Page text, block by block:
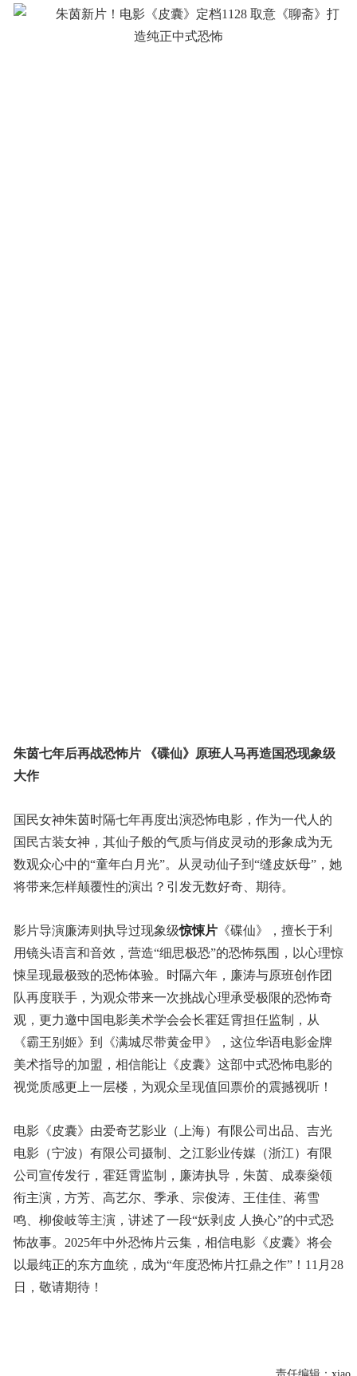
朱茵七年后再战恐怖片 《碟仙》原班人马再造国恐现象级
大作
国民女神朱茵时隔七年再度出演恐怖电影，作为一代人的
国民古装女神，其仙子般的气质与俏皮灵动的形象成为无
数观众心中的“童年白月光”。从灵动仙子到“缝皮妖母”，她
将带来怎样颠覆性的演出？引发无数好奇、期待。
影片导演廉涛则执导过现象级惊悚片《碟仙》，擅长于利
用镜头语言和音效，营造“细思极恐”的恐怖氛围，以心理惊
悚呈现最极致的恐怖体验。时隔六年，廉涛与原班创作团
队再度联手，为观众带来一次挑战心理承受极限的恐怖奇
观，更力邀中国电影美术学会会长霍廷霄担任监制，从
《霸王别姬》到《满城尽带黄金甲》，这位华语电影金牌
美术指导的加盟，相信能让《皮囊》这部中式恐怖电影的
视觉质感更上一层楼，为观众呈现值回票价的震撼视听！
电影《皮囊》由爱奇艺影业（上海）有限公司出品、吉光
电影（宁波）有限公司摄制、之江影业传媒（浙江）有限
公司宣传发行，霍廷霄监制，廉涛执导，朱茵、成泰燊领
衔主演，方芳、高艺尔、季承、宗俊涛、王佳佳、蒋雪
鸣、柳俊岐等主演，讲述了一段“妖剥皮 人换心”的中式恐
怖故事。2025年中外恐怖片云集，相信电影《皮囊》将会
以最纯正的东方血统，成为“年度恐怖片扛鼎之作”！11月28
日，敬请期待！